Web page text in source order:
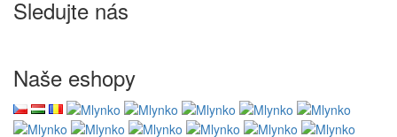
Sledujte nás
Naše eshopy